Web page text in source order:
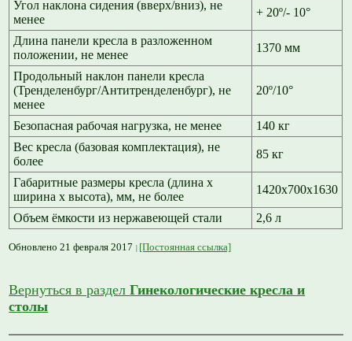
Угол наклона сидения (вверх/вниз), не
менее
+ 20º/- 10°
Длина панели кресла в разложенном
положении, не менее
1370 мм
Продольный наклон панели кресла
(Тренделенбург/Антитренделенбург), не
менее
20º/10°
Безопасная рабочая нагрузка, не менее
140 кг
Вес кресла (базовая комплектация), не
более
85 кг
Габаритные размеры кресла (длина х
ширина х высота), мм, не более
1420х700х1630
Объем ёмкости из нержавеющей стали 2,6 л
Обновлено 21 февраля 2017 [Постоянная ссылка]
Вернуться в разделГинекологические кресла и
столы